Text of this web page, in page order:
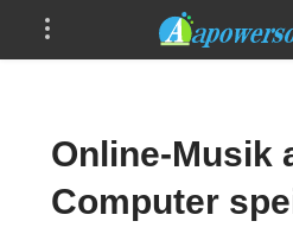
Online-Musik
Computer